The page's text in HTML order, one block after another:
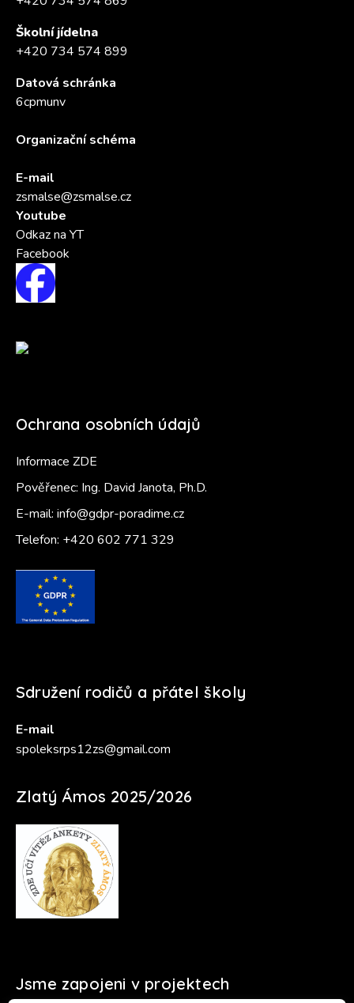
Školní jídelna
+420 734 574 899
Datová schránka
6cpmunv
Organizační schéma
E-mail
zsmalse@zsmalse.cz
Youtube
Odkaz na YT
Facebook
Ochrana osobních údajů
Informace ZDE
Pověřenec: Ing. David Janota, Ph.D.
E-mail: info@gdpr-poradime.cz
Telefon: +420 602 771 329
Sdružení rodičů a přátel školy
E-mail
spoleksrps12zs@gmail.com
Zlatý Ámos 2025/2026
Jsme zapojeni v projektech